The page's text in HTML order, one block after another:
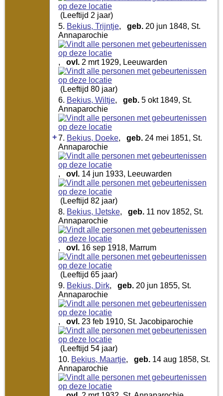
(Leeftijd 2 jaar)
5. Bekius, Trijntje, geb. 20 jun 1848, St.
Annaparochie
, ovl. 2 mrt 1929, Leeuwarden
(Leeftijd 80 jaar)
6. Bekius, Wiltje, geb. 5 okt 1849, St.
Annaparochie
+7. Bekius, Doeke, geb. 24 mei 1851, St.
Annaparochie
, ovl. 14 jun 1933, Leeuwarden
(Leeftijd 82 jaar)
8. Bekius, IJetske, geb. 11 nov 1852, St.
Annaparochie
, ovl. 16 sep 1918, Marrum
(Leeftijd 65 jaar)
9. Bekius, Dirk, geb. 20 jun 1855, St.
Annaparochie
, ovl. 23 feb 1910, St. Jacobiparochie
(Leeftijd 54 jaar)
10. Bekius, Maartje, geb. 14 aug 1858, St.
Annaparochie